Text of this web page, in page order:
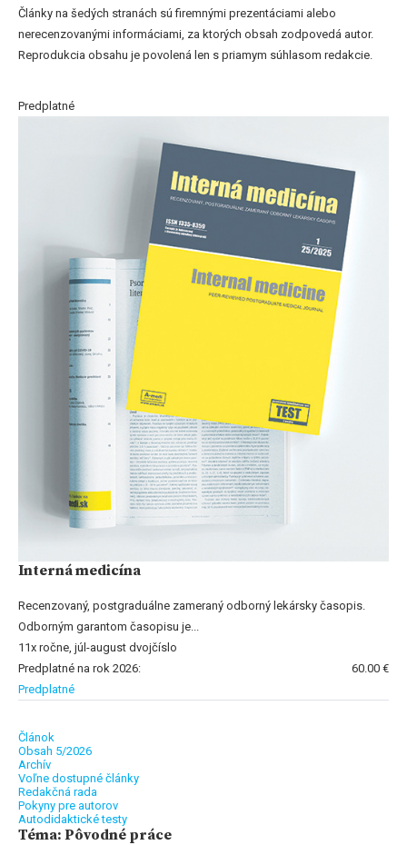
Články na šedých stranách sú firemnými prezentáciami alebo
nerecenzovanými informáciami, za ktorých obsah zodpovedá autor.
Reprodukcia obsahu je povolená len s priamym súhlasom redakcie.
Predplatné
Interná medicína
Recenzovaný, postgraduálne zameraný odborný lekársky časopis.
Odborným garantom časopisu je...
11x ročne, júl-august dvojčíslo
Predplatné na rok 2026:
60.00 €
Predplatné
Článok
Obsah 5/2026
Archív
Voľne dostupné články
Redakčná rada
Pokyny pre autorov
Autodidaktické testy
Téma: Pôvodné práce